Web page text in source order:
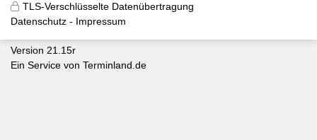
TLS-Verschlüsselte Datenübertragung
Datenschutz
Impressum
Version 21.15r
Ein Service von Terminland.de